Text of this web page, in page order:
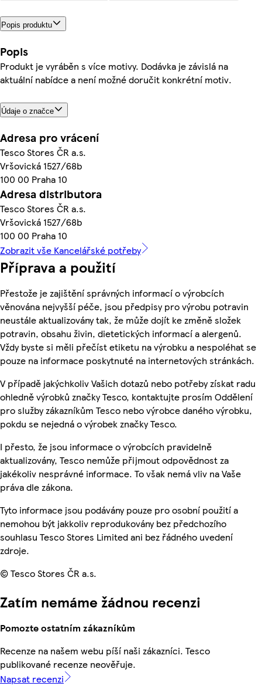
Popis produktu
Popis
Produkt je vyráběn s více motivy. Dodávka je závislá na
aktuální nabídce a není možné doručit konkrétní motiv.
Údaje o značce
Adresa pro vrácení
Tesco Stores ČR a.s.
Vršovická 1527/68b
100 00 Praha 10
Adresa distributora
Tesco Stores ČR a.s.
Vršovická 1527/68b
100 00 Praha 10
Zobrazit vše Kancelářské potřeby
Příprava a použití
Přestože je zajištění správných informací o výrobcích
věnována nejvyšší péče, jsou předpisy pro výrobu potravin
neustále aktualizovány tak, že může dojít ke změně složek
potravin, obsahu živin, dietetických informací a alergenů.
Vždy byste si měli přečíst etiketu na výrobku a nespoléhat se
pouze na informace poskytnuté na internetových stránkách.
V případě jakýchkoliv Vašich dotazů nebo potřeby získat radu
ohledně výrobků značky Tesco, kontaktujte prosím Oddělení
pro služby zákazníkům Tesco nebo výrobce daného výrobku,
pokdu se nejedná o výrobek značky Tesco.
I přesto, že jsou informace o výrobcích pravidelně
aktualizovány, Tesco nemůže přijmout odpovědnost za
jakékoliv nesprávné informace. To však nemá vliv na Vaše
práva dle zákona.
Tyto informace jsou podávány pouze pro osobní použití a
nemohou být jakkoliv reprodukovány bez předchozího
souhlasu Tesco Stores Limited ani bez řádného uvedení
zdroje.
© Tesco Stores ČR a.s.
Zatím nemáme žádnou recenzi
Pomozte ostatním zákazníkům
Recenze na našem webu píší naši zákazníci. Tesco
publikované recenze neověřuje.
Napsat recenzi